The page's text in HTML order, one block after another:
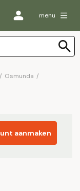
menu
/ Osmunda /
aanmaken